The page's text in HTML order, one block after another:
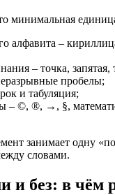
минимальная
алфавита –
– точка,
пробелы;
и табуляция;
– ©, ®, →, §,
занимает одну
словами.
и без: в чём